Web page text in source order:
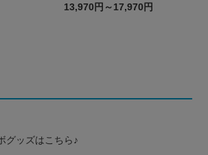
13,970円～17,970円
グッズはこちら♪